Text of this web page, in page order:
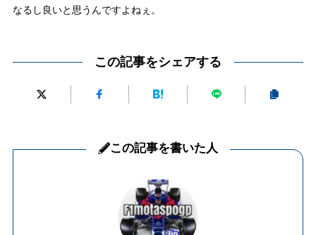
なるし良いと思うんですよねぇ。
この記事をシェアする
この記事を書いた人